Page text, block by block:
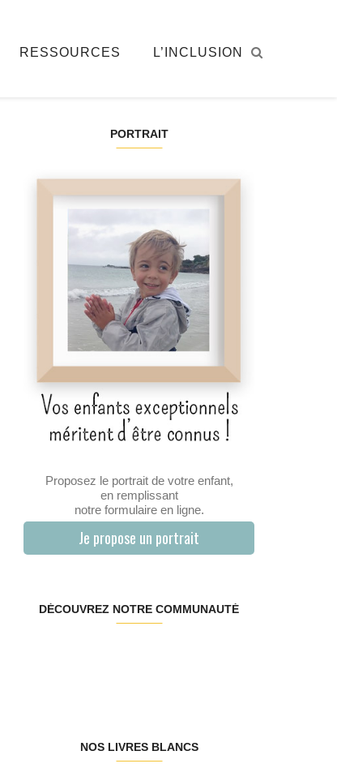
RESSOURCES L’INCLUSION
PORTRAIT
Proposez le portrait de votre enfant,
en remplissant
notre formulaire en ligne.
Je propose un portrait
DÉCOUVREZ NOTRE COMMUNAUTÉ
NOS LIVRES BLANCS